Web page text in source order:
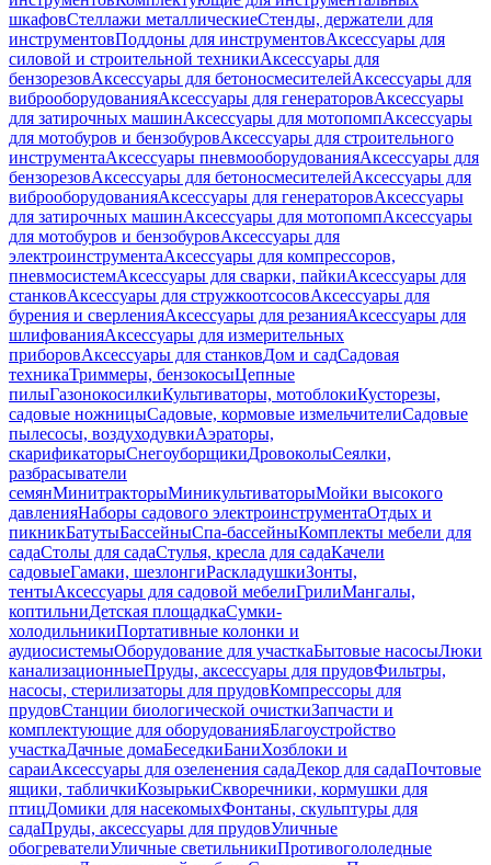
шкафовСтеллажи металлическиеСтенды, держатели для
инструментовПоддоны для инструментовАксессуары для
силовой и строительной техникиАксессуары для
бензорезовАксессуары для бетоносмесителейАксессуары для
виброоборудованияАксессуары для генераторовАксессуары
для затирочных машинАксессуары для мотопомпАксессуары
для мотобуров и бензобуровАксессуары для строительного
инструментаАксессуары пневмооборудованияАксессуары для
бензорезовАксессуары для бетоносмесителейАксессуары для
виброоборудованияАксессуары для генераторовАксессуары
для затирочных машинАксессуары для мотопомпАксессуары
для мотобуров и бензобуровАксессуары для
электроинструментаАксессуары для компрессоров,
пневмосистемАксессуары для сварки, пайкиАксессуары для
станковАксессуары для стружкоотсосовАксессуары для
бурения и сверленияАксессуары для резанияАксессуары для
шлифованияАксессуары для измерительных
приборовАксессуары для станковДом и садСадовая
техникаТриммеры, бензокосыЦепные
пилыГазонокосилкиКультиваторы, мотоблокиКусторезы,
садовые ножницыСадовые, кормовые измельчителиСадовые
пылесосы, воздуходувкиАэраторы,
скарификаторыСнегоуборщикиДровоколыСеялки,
разбрасыватели
семянМинитракторыМиникультиваторыМойки высокого
давленияНаборы садового электроинструментаОтдых и
пикникБатутыБассейныСпа-бассейныКомплекты мебели для
садаСтолы для садаСтулья, кресла для садаКачели
садовыеГамаки, шезлонгиРаскладушкиЗонты,
тентыАксессуары для садовой мебелиГрилиМангалы,
коптильниДетская площадкаСумки-
холодильникиПортативные колонки и
аудиосистемыОборудование для участкаБытовые насосыЛюки
канализационныеПруды, аксессуары для прудовФильтры,
насосы, стерилизаторы для прудовКомпрессоры для
прудовСтанции биологической очисткиЗапчасти и
комплектующие для оборудованияБлагоустройство
участкаДачные домаБеседкиБаниХозблоки и
сараиАксессуары для озеленения садаДекор для садаПочтовые
ящики, табличкиКозырькиСкворечники, кормушки для
птицДомики для насекомыхФонтаны, скульптуры для
садаПруды, аксессуары для прудовУличные
обогревателиУличные светильникиПротивогололедные